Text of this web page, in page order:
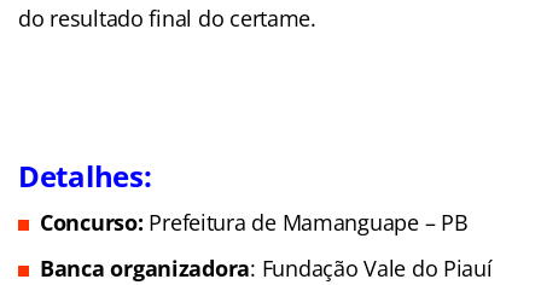
do resultado final do certame.
Detalhes:
Concurso: Prefeitura de Mamanguape – PB
Banca organizadora: Fundação Vale do Piauí